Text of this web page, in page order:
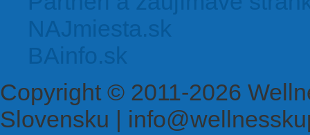
NAJmiesta.sk
BAinfo.sk
Copyright © 2011-2026
Slovensku |